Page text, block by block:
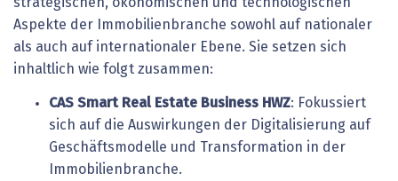
Aspekte der Immobilienbranche sowohl auf nationaler
als auch auf internationaler Ebene. Sie setzen sich
inhaltlich wie folgt zusammen:
CAS Smart Real Estate Business HWZ: Fokussiert
sich auf die Auswirkungen der Digitalisierung auf
Geschäftsmodelle und Transformation in der
Immobilienbranche.